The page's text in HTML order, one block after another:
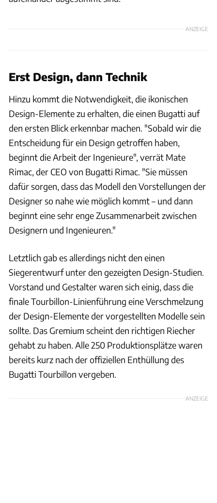
ANZEIGE
Erst Design, dann Technik
Hinzu kommt die Notwendigkeit, die ikonischen
Design-Elemente zu erhalten, die einen Bugatti auf
den ersten Blick erkennbar machen. "Sobald wir die
Entscheidung für ein Design getroffen haben,
beginnt die Arbeit der Ingenieure", verrät Mate
Rimac, der CEO von Bugatti Rimac. "Sie müssen
dafür sorgen, dass das Modell den Vorstellungen der
Designer so nahe wie möglich kommt – und dann
beginnt eine sehr enge Zusammenarbeit zwischen
Designern und Ingenieuren."
Letztlich gab es allerdings nicht den einen
Siegerentwurf unter den gezeigten Design-Studien.
Vorstand und Gestalter waren sich einig, dass die
finale Tourbillon-Linienführung eine Verschmelzung
der Design-Elemente der vorgestellten Modelle sein
sollte. Das Gremium scheint den richtigen Riecher
gehabt zu haben. Alle 250 Produktionsplätze waren
bereits kurz nach der offiziellen Enthüllung des
Bugatti Tourbillon vergeben.
ANZEIGE